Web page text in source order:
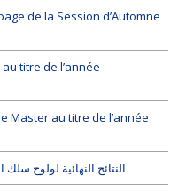
de la Session d’Automne
titre de l’année
Master au titre de l’année
النتائج النهائية لولوج سلك